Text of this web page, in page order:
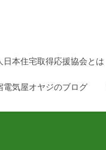
日本住宅取得応援協会とは
電気屋オヤジのブログ